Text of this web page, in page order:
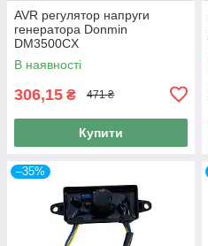
AVR регулятор напруги
генератора Donmin
DM3500CX
В наявності
306,15 ₴ 471 ₴
Купити
–35%